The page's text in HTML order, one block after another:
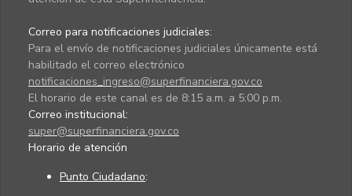
Correo para notificaciones judiciales:
Para el envío de notificaciones judiciales únicamente está
habilitado el correo electrónico
notificaciones_ingreso@superfinanciera.gov.co
El horario de este canal es de 8:15 a.m. a 5:00 p.m.
Correo institucional:
super@superfinanciera.gov.co
Horario de atención
Punto Ciudadano: